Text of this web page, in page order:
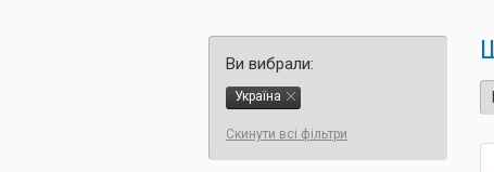
Ви вибрали:
Україна
Скинути всі фільтри